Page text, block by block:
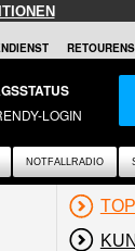
LOGIN
NOTFALLRADIO